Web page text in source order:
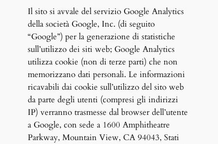
Il sito si avvale del servizio Google Analytics
della società Google, Inc. (di seguito
“Google”) per la generazione di statistiche
sull’utilizzo dei siti web; Google Analytics
utilizza cookie (non di terze parti) che non
memorizzano dati personali. Le informazioni
ricavabili dai cookie sull’utilizzo del sito web
da parte degli utenti (compresi gli indirizzi
IP) verranno trasmesse dal browser dell’utente
a Google, con sede a 1600 Amphitheatre
Parkway, Mountain View, CA 94043, Stati